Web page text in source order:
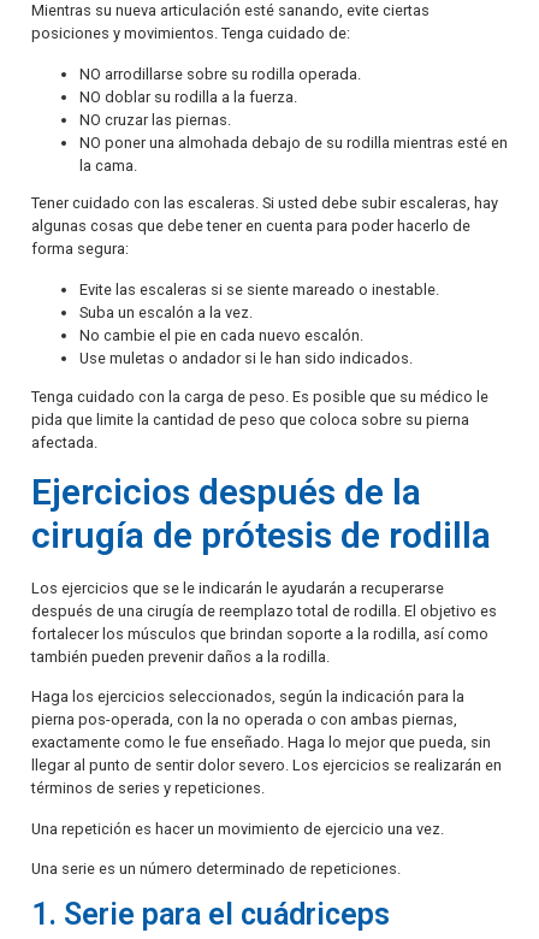
Mientras su nueva articulación esté sanando, evite ciertas
posiciones y movimientos. Tenga cuidado de:
NO arrodillarse sobre su rodilla operada.
NO doblar su rodilla a la fuerza.
NO cruzar las piernas.
NO poner una almohada debajo de su rodilla mientras esté en
la cama.
Tener cuidado con las escaleras. Si usted debe subir escaleras, hay
algunas cosas que debe tener en cuenta para poder hacerlo de
forma segura:
Evite las escaleras si se siente mareado o inestable.
Suba un escalón a la vez.
No cambie el pie en cada nuevo escalón.
Use muletas o andador si le han sido indicados.
Tenga cuidado con la carga de peso. Es posible que su médico le
pida que limite la cantidad de peso que coloca sobre su pierna
afectada.
Ejercicios después de la
cirugía de prótesis de rodilla
Los ejercicios que se le indicarán le ayudarán a recuperarse
después de una cirugía de reemplazo total de rodilla. El objetivo es
fortalecer los músculos que brindan soporte a la rodilla, así como
también pueden prevenir daños a la rodilla.
Haga los ejercicios seleccionados, según la indicación para la
pierna pos-operada, con la no operada o con ambas piernas,
exactamente como le fue enseñado. Haga lo mejor que pueda, sin
llegar al punto de sentir dolor severo. Los ejercicios se realizarán en
términos de series y repeticiones.
Una repetición es hacer un movimiento de ejercicio una vez.
Una serie es un número determinado de repeticiones.
1. Serie para el cuádriceps